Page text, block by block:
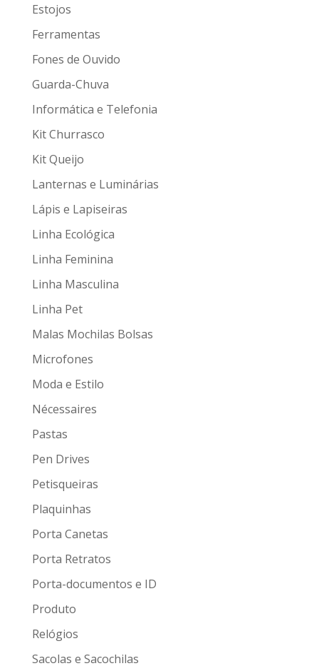
Estojos
Ferramentas
Fones de Ouvido
Guarda-Chuva
Informática e Telefonia
Kit Churrasco
Kit Queijo
Lanternas e Luminárias
Lápis e Lapiseiras
Linha Ecológica
Linha Feminina
Linha Masculina
Linha Pet
Malas Mochilas Bolsas
Microfones
Moda e Estilo
Nécessaires
Pastas
Pen Drives
Petisqueiras
Plaquinhas
Porta Canetas
Porta Retratos
Porta-documentos e ID
Produto
Relógios
Sacolas e Sacochilas